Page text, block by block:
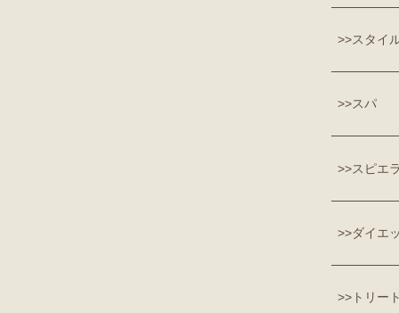
スタイ
スパ
スピエ
ダイエ
トリー